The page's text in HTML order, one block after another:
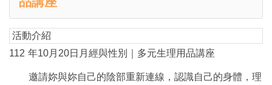
活動介紹
112 年10月20日月經與性別｜多元生理用品講座
邀請妳與妳自己的陰部重新連線，認識自己的身體，理